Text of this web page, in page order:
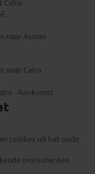
Caïro
naar Aswan
naar Caïro
- Aankomst
tombes uit het oude
monumenten